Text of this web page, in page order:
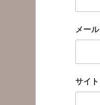
メール
サイト